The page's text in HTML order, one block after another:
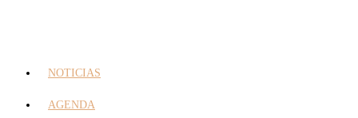
NOTICIAS
AGENDA